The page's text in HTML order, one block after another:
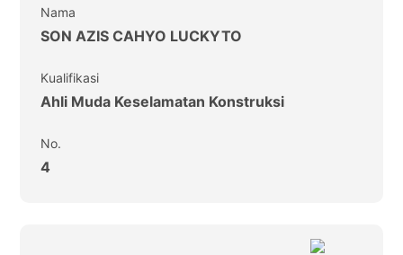
Nama
SON AZIS CAHYO LUCKYTO
Kualifikasi
Ahli Muda Keselamatan Konstruksi
No.
4